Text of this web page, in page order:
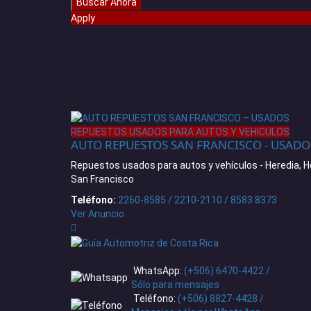
Apply
REPUESTOS USADOS PARA AUTOS Y VEHICULOS
AUTO REPUESTOS SAN FRANCISCO -
Repuestos usados para autos y vehículos - Heredia,
San Francisco
Teléfono: 2260-8585 / 2210-2110 / 8583 8373
Ver Anuncio
WhatsApp: (+506) 6470-4422 /
Sólo para mensajes
Teléfono: (+506) 8827-4428 /